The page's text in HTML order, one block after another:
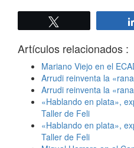
Artículos relacionados :
Mariano Viejo en el
Arrudi reinventa la
Arrudi reinventa la
«Hablando en plata»,
Taller de Feli
«Hablando en plata»,
Taller de Feli